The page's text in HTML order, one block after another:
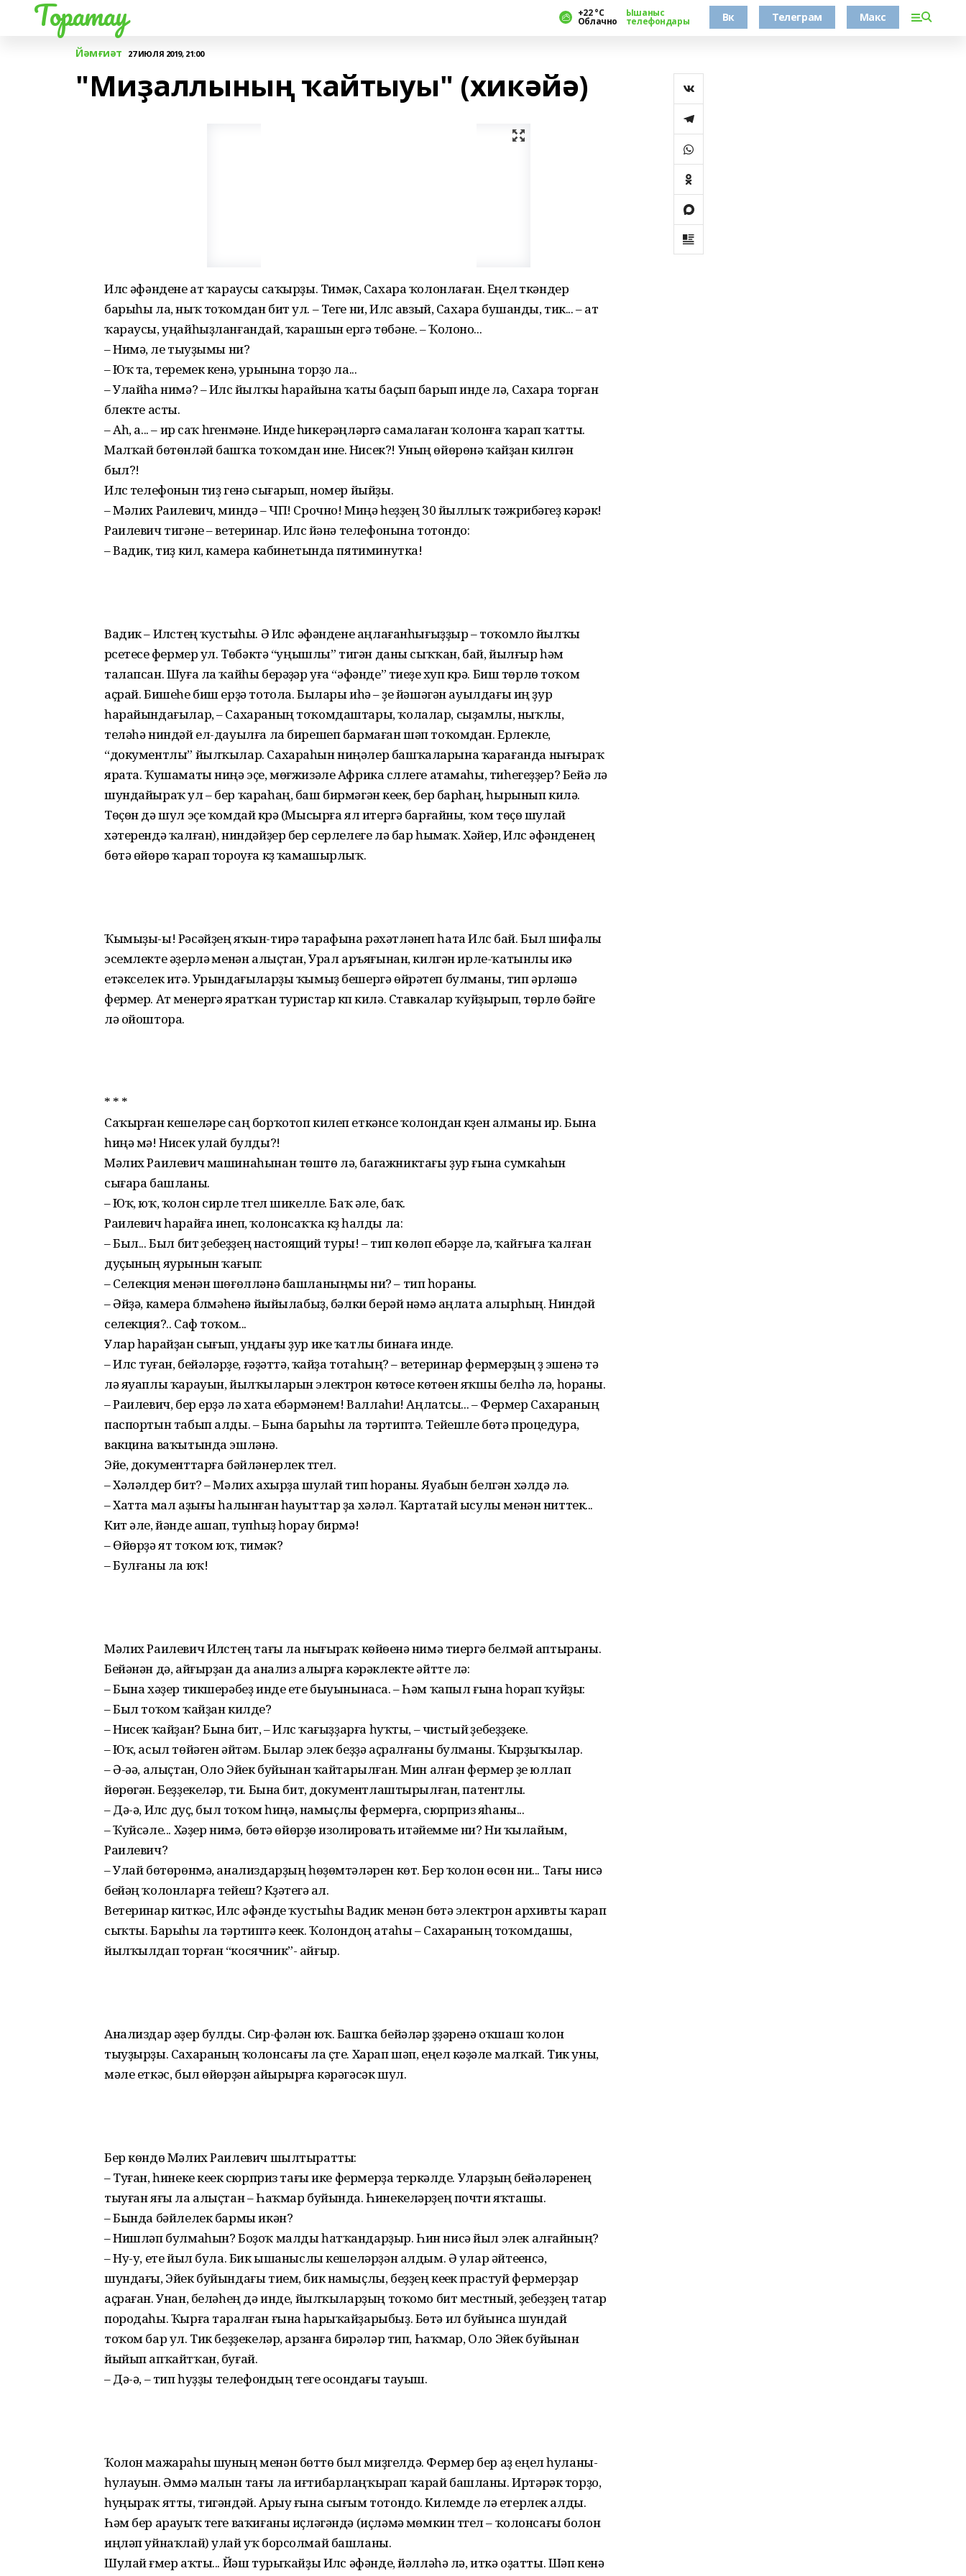
Торатау +22 °С
Облачно
Ышаныс
телефондары Вк Телеграм Макс
Йәмғиәт 27 ИЮЛЯ 2019, 21:00
"Миҙаллының ҡайтыуы" (хикәйә)
Илүс әфәндене ат ҡараусы саҡырҙы. Тимәк, Сахара ҡолонлаған. Еңел үткәндер
барыһы ла, ныҡ тоҡомдан бит ул. – Теге ни, Илүс авзый, Сахара бушанды, тик... – ат
ҡараусы, уңайһыҙланғандай, ҡарашын ергә төбәне. – Ҡолоно...
– Нимә, үле тыуҙымы ни?
– Юҡ та, теремек кенә, урынына торҙо ла...
– Улайһа нимә? – Илүс йылҡы һарайына ҡаты баҫып барып инде лә, Сахара торған
бүлекте асты.
– Аһ, а... – ир саҡ һүгенмәне. Инде һикерәңләргә самалаған ҡолонға ҡарап ҡатты.
Малҡай бөтөнләй башҡа тоҡомдан ине. Нисек?! Уның өйөрөнә ҡайҙан килгән
был?!
Илүс телефонын тиҙ генә сығарып, номер йыйҙы.
– Мәлих Раилевич, миндә – ЧП! Срочно! Миңә һеҙҙең 30 йыллыҡ тәжрибәгеҙ кәрәк!
Раилевич тигәне – ветеринар. Илүс йәнә телефонына тотондо:
– Вадик, тиҙ кил, камера кабинетында пятиминутка!
Вадик – Илүстең ҡустыһы. Ә Илүс әфәндене аңлағанһығыҙҙыр – тоҡомло йылҡы
үрсетеүсе фермер ул. Төбәктә “уңышлы” тигән даны сыҡҡан, бай, йылғыр һәм
талапсан. Шуға ла ҡайһы берәүҙәр уға “әфәнде” тиеүҙе хуп күрә. Биш төрлө тоҡом
аҫрай. Бишеһе биш ерҙә тотола. Былары иһә – үҙе йәшәгән ауылдағы иң ҙур
һарайын­дағылар, – Сахараның тоҡомдаштары, ҡолалар, сыҙамлы, ныҡлы,
теләһә ниндәй ел-дауылға ла бирешеп бармаған шәп тоҡомдан. Ерлекле,
“документлы” йылҡылар. Сахараһын ниңәлер башҡаларына ҡара­ғанда нығыраҡ
ярата. Ҡушаматы ниңә эҫе, мөғжизәле Африка сүллеге атамаһы, тиһегеҙҙер? Бейә лә
шундайыраҡ ул – бер ҡараһаң, баш бирмәгән кеүек, бер барһаң, һырынып килә.
Төҫөн дә шул эҫе ҡомдай күрә (Мысырға ял итергә барғайны, ҡом төҫө шулай
хәтерендә ҡалған), ниндәйҙер бер серлелеге лә бар һымаҡ. Хәйер, Илүс әфәнденең
бөтә өйөрө ҡарап тороуға күҙ ҡамашырлыҡ.
Ҡымыҙы-ы! Рәсәйҙең яҡын-тирә тарафына рәхәт­ләнеп һата Илүс бай. Был шифалы
эсемлекте әҙерләү менән алыҫтан, Урал аръяғынан, килгән ирле-ҡатынлы икәү
етәкселек итә. Урындағыларҙы ҡымыҙ бешергә өйрәтеп булманы, тип әрләшә
фермер. Ат менергә яратҡан туристар күп килә. Ставкалар ҡуйҙырып, төрлө бәйге
лә ойоштора.
* * *
Саҡырған кешеләре саң борҡотоп килеп еткәнсе ҡолондан күҙен алманы ир. Бына
һиңә мә! Нисек улай булды?!
Мәлих Раилевич машинаһынан төштө лә, багажниктағы ҙур ғына сумкаһын
сығара башланы.
– Юҡ, юҡ, ҡолон сирле түгел шикелле. Баҡ әле, баҡ.
Раилевич һарайға инеп, ҡолонсаҡҡа күҙ һалды ла:
– Был... Был бит үҙебеҙҙең настоящий туры! – тип көлөп ебәрҙе лә, ҡайғыға ҡалған
дуҫының яурынын ҡағып:
– Селекция менән шөғөлләнә башланыңмы ни? – тип һораны.
– Әйҙә, камера бүлмәһенә йыйылабыҙ, бәлки берәй нәмә аңлата алырһың. Ниндәй
селекция?.. Саф тоҡом...
Улар һарайҙан сығып, уңдағы ҙур ике ҡатлы бинаға инде.
– Илүс туған, бейәләрҙе, ғәҙәттә, ҡайҙа тотаһың? – ветеринар фермерҙың үҙ эшенә үтә
лә яуаплы ҡарауын, йылҡыларын электрон көтөүсе көтөүен яҡшы белһә лә, һораны.
– Раилевич, бер ерҙә лә хата ебәрмәнем! Валлаһи! Аңлатсы... – Фермер Сахараның
паспортын табып алды. – Бына барыһы ла тәртиптә. Тейешле бөтә процедура,
вакцина ваҡытында эшләнә.
Эйе, документтарға бәйләнерлек түгел.
– Хәләлдер бит? – Мәлих ахырҙа шулай тип һораны. Яуабын белгән хәлдә лә.
– Хатта мал аҙығы һалынған һауыттар ҙа хәләл. Ҡартатай ысулы менән ниттек...
Кит әле, йәнде ашап, тупһыҙ һорау бирмә!
– Өйөрҙә ят тоҡом юҡ, тимәк?
– Булғаны ла юҡ!
Мәлих Раилевич Илүстең тағы ла нығыраҡ көйөүенә нимә тиергә белмәй аптыраны.
Бейәнән дә, айғырҙан да анализ алырға кәрәклекте әйтте лә:
– Бына хәҙер тикшерәбеҙ инде ете быуынынаса. – Һәм ҡапыл ғына һорап ҡуйҙы:
– Был тоҡом ҡайҙан килде?
– Нисек ҡайҙан? Бына бит, – Илүс ҡағыҙҙарға һуҡты, – чистый үҙебеҙҙеке.
– Юҡ, асыл төйәген әйтәм. Былар элек беҙҙә аҫралғаны булманы. Ҡырҙыҡылар.
– Ә-әә, алыҫтан, Оло Эйек буйынан ҡайтарылған. Мин алған фермер үҙе юллап
йөрөгән. Беҙҙекеләр, ти. Бына бит, документлаштырылған, патентлы.
– Дә-ә, Илүс дуҫ, был тоҡом һиңә, намыҫлы фермерға, сюрприз яһаны...
– Ҡуйсәле... Хәҙер нимә, бөтә өйөрҙө изолировать итәйемме ни? Ни ҡылайым,
Раилевич?
– Улай бөтөрөнмә, анализдарҙың һөҙөмтәләрен көт. Бер ҡолон өсөн ни... Тағы нисә
бейәң ҡолонларға тейеш? Күҙәтеүгә ал.
Ветеринар киткәс, Илүс әфәнде ҡустыһы Вадик менән бөтә электрон архивты ҡарап
сыҡты. Барыһы ла тәртиптә кеүек. Ҡолондоң атаһы – Сахараның тоҡомдашы,
йылҡылдап торған “косячник”- айғыр.
Анализдар әҙер булды. Сир-фәлән юҡ. Башҡа бейәләр үҙҙәренә оҡшаш ҡолон
тыуҙырҙы. Сахараның ҡолонсағы ла үҫте. Харап шәп, еңел кәүҙәле малҡай. Тик уны,
мәле еткәс, был өйөрҙән айырырға кәрәгәсәк шул.
Бер көндө Мәлих Раилевич шылтыратты:
– Туған, һинеке кеүек сюрприз тағы ике фермерҙа теркәлде. Уларҙың бейәләренең
тыуған яғы ла алыҫтан – Һаҡмар буйында. Һинекеләрҙең почти яҡташы.
– Бында бәйлелек бармы икән?
– Нишләп булмаһын? Боҙоҡ малды һатҡандарҙыр. Һин нисә йыл элек алғайның?
– Ну-у, ете йыл була. Бик ышаныслы кешеләрҙән алдым. Ә улар әйтеүенсә,
шундағы, Эйек буйындағы тием, бик намыҫлы, беҙҙең кеүек прастуй фермерҙар
аҫраған. Унан, беләһең дә инде, йылҡыларҙың тоҡомо бит местный, үҙебеҙҙең татар
породаһы. Ҡырға таралған ғына һарыҡайҙарыбыҙ. Бөтә ил буйынса шундай
тоҡом бар ул. Тик беҙҙекеләр, арзанға бирәләр тип, Һаҡмар, Оло Эйек буйынан
йыйып апҡайтҡан, буғай.
– Дә-ә, – тип һуҙҙы телефондың теге осондағы тауыш.
Ҡолон мажараһы шуның менән бөттө был миҙгелдә. Фермер бер аҙ еңел һуланы-
һулауын. Әммә малын тағы ла иғтибарлаңҡырап ҡарай башланы. Иртәрәк торҙо,
һуңыраҡ ятты, тигәндәй. Арыу ғына сығым тотондо. Килемде лә етерлек алды.
Һәм бер арауыҡ теге ваҡиғаны иҫләгәндә (иҫләмәү мөмкин түгел – ҡолонсағы болон
иңләп уйнаҡлай) улай уҡ борсолмай башланы.
Шулай ғүмер аҡты... Йәш турыҡайҙы Илүс әфәнде, йәлләһә лә, иткә оҙатты. Шәп кенә